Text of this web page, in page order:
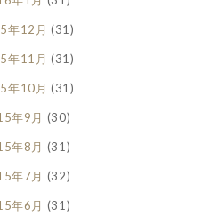
年12月 (31)
年11月 (31)
年10月 (31)
年9月 (30)
年8月 (31)
年7月 (32)
年6月 (31)